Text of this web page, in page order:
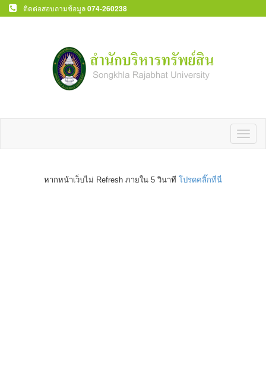
ติดต่อสอบถามข้อมูล074-260238
หากหน้าเว็บไม่ Refresh ภายใน 5 วินาที โปรดคลิ๊กที่นี่